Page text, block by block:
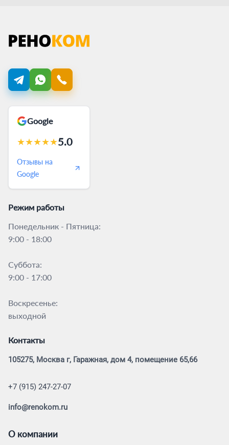
Google
★★★★★5.0
Отзывы на
Google
Режим работы
Понедельник - Пятница:
9:00 - 18:00
Суббота:
9:00 - 17:00
Воскресенье:
выходной
Контакты
105275, Москва г, Гаражная, дом 4, помещение 65,66
+7 (915) 247-27-07
info@renokom.ru
О компании